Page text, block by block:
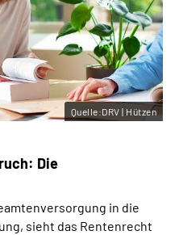
Die
in die
sieht das Rentenrecht
Quelle:DRV | Hützen